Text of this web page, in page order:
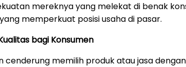
mereknya yang melekat di benak
memperkuat posisi usaha di pasar.
bagi Konsumen
cenderung memilih produk atau jasa